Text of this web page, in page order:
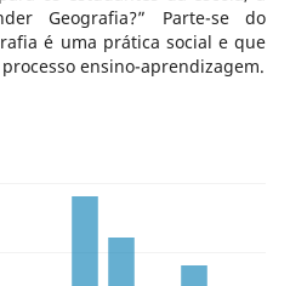
Geografia?” Parte-se do
é uma prática social e que
ensino-aprendizagem.